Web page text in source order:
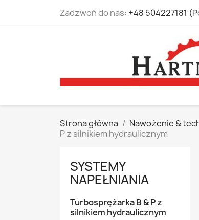
Zadzwoń do nas: +48 504227181
Strona główna Nawożenie &
P z silnikiem hydraulicznym
SYSTEMY
NAPEŁNIANIA
Turbosprężarka B & P z
silnikiem hydraulicznym